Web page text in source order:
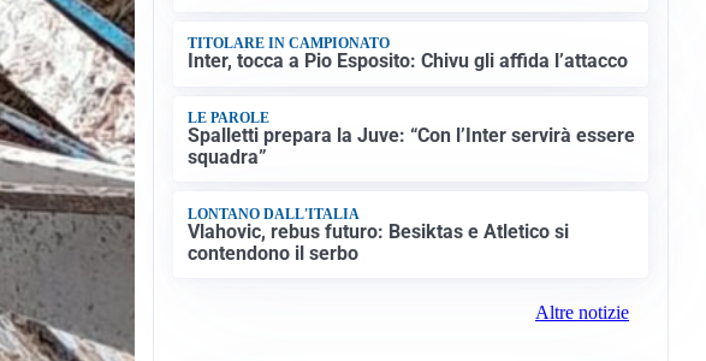
TITOLARE IN CAMPIONATO
Inter, tocca a Pio Esposito: Chivu gli affida l’attacco
LE PAROLE
Spalletti prepara la Juve: “Con l’Inter servirà essere
squadra”
LONTANO DALL'ITALIA
Vlahovic, rebus futuro: Besiktas e Atletico si
contendono il serbo
Altre notizie